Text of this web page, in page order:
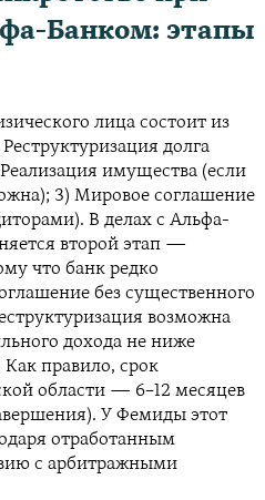
Банком: этапы
лица состоит из
долга
имущества (если
3) Мировое соглашение
В делах с Альфа-
второй этап —
что банк редко
без существенного
возможна
дохода не ниже
правило, срок
области — 6–12 месяцев
У Фемиды этот
отработанным
с арбитражными